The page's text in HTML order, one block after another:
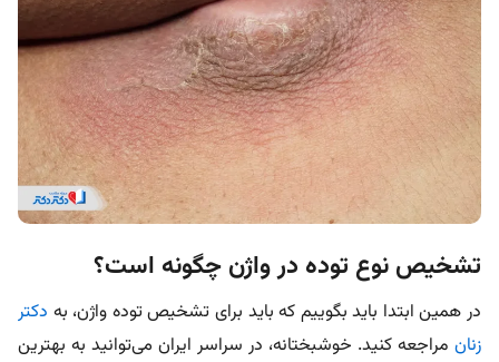
تشخیص نوع توده در واژن چگونه است؟
در همین ابتدا باید بگوییم که باید برای تشخیص توده واژن، به دکتر
زنان مراجعه کنید. خوشبختانه، در سراسر ایران می‌توانید به بهترین